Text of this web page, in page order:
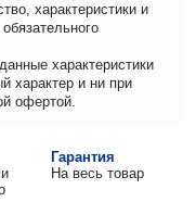
характеристики и
характеристики
характер и ни при
офертой.
Гарантия
На весь товар